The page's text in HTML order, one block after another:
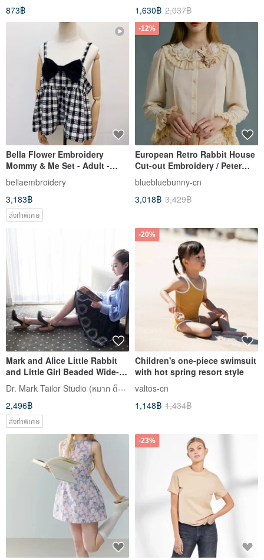
873฿
1,630฿ 2,037฿
Bella Flower Embroidery
Mommy & Me Set - Adult -
Baby, Toddler & Children -
Custom Sizing Available (70-
120cm) - Parisian Chic
bellaembroidery
3,183฿
สั่งทำพิเศษ
-12%
European Retro Rabbit House
Cut-out Embroidery / Peter
Pan Collar Shirt
bluebluebunny-cn
3,018฿ 3,429฿
Mark and Alice Little Rabbit
and Little Girl Beaded Wide-
Sleeve Chiffon Top
Dr. Mark Tailor Studio (หมาก ด็อกเตอร์ มาร์ค)
2,496฿
สั่งทำพิเศษ
-20%
Children's one-piece swimsuit
with hot spring resort style
valtos-cn
1,148฿ 1,434฿
-23%